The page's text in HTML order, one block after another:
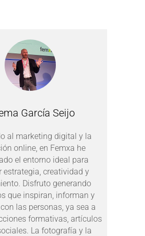
García Seijo
al marketing digital y la
online, en Femxa he
el entorno ideal para
estrategia, creatividad y
Disfruto generando
que inspiran, informan y
las personas, ya sea a
formativas, artículos
La fotografía y la